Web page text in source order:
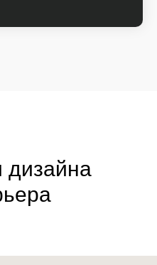
дизайна